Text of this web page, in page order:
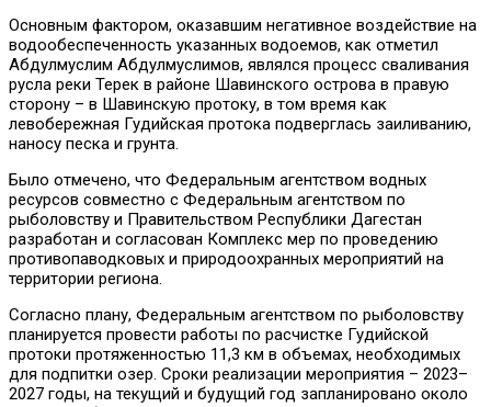
Основным фактором, оказавшим негативное воздействие на
водообеспеченность указанных водоемов, как отметил
Абдулмуслим Абдулмуслимов, являлся процесс сваливания
русла реки Терек в районе Шавинского острова в правую
сторону – в Шавинскую протоку, в том время как
левобережная Гудийская протока подверглась заиливанию,
наносу песка и грунта.
Было отмечено, что Федеральным агентством водных
ресурсов совместно с Федеральным агентством по
рыболовству и Правительством Республики Дагестан
разработан и согласован Комплекс мер по проведению
противопаводковых и природоохранных мероприятий на
территории региона.
Согласно плану, Федеральным агентством по рыболовству
планируется провести работы по расчистке Гудийской
протоки протяженностью 11,3 км в объемах, необходимых
для подпитки озер. Сроки реализации мероприятия – 2023–
2027 годы, на текущий и будущий год запланировано около